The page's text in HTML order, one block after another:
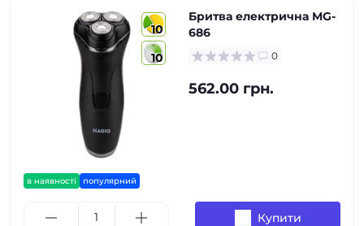
10
10
в наявності популярний
Бритва електрична MG-
686
0
562.00 грн.
Купити